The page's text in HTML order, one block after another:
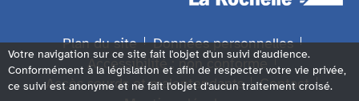
Plan du site
Données personnelles
Accessibilité : non conforme
Accès sourds et malentendants
Contact
Votre navigation sur ce site fait l'objet d'un suivi d'audience.
Conformément à la législation et afin de respecter votre vie privée,
ce suivi est anonyme et ne fait l'objet d'aucun traitement croisé.